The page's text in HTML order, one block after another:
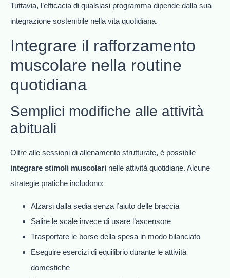
Tuttavia, l’efficacia di qualsiasi programma dipende dalla sua
integrazione sostenibile nella vita quotidiana.
Integrare il rafforzamento
muscolare nella routine
quotidiana
Semplici modifiche alle attività
abituali
Oltre alle sessioni di allenamento strutturate, è possibile
integrare stimoli muscolari nelle attività quotidiane. Alcune
strategie pratiche includono:
Alzarsi dalla sedia senza l’aiuto delle braccia
Salire le scale invece di usare l’ascensore
Trasportare le borse della spesa in modo bilanciato
Eseguire esercizi di equilibrio durante le attività
domestiche